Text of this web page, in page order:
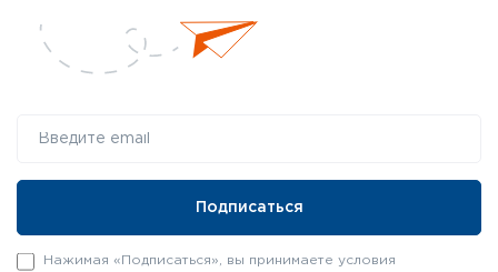
Нажимая «Подписаться», вы принимаете условия